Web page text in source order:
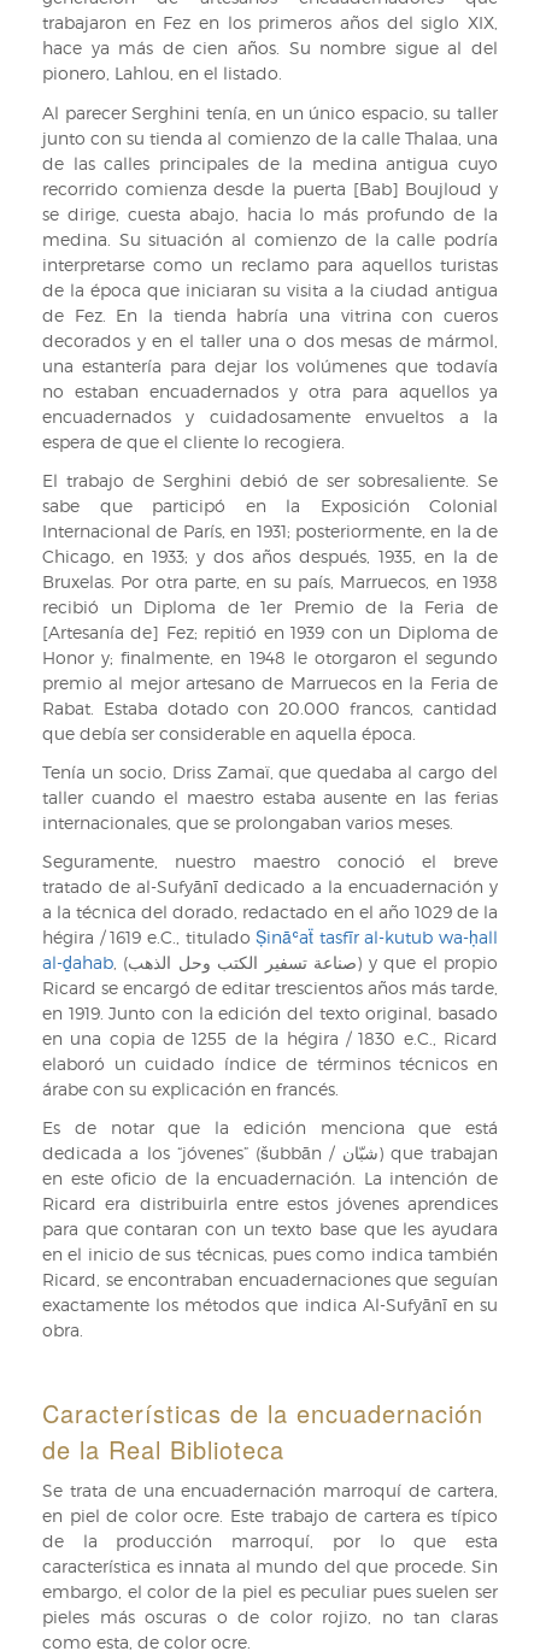
de
estrellas.
Sig:
2PP
73
trabajaron en Fez en los primeros años del siglo XIX,
hace ya más de cien años. Su nombre sigue al del
pionero, Lahlou, en el listado.
Al parecer Serghini tenía, en un único espacio, su taller
junto con su tienda al comienzo de la calle Thalaa, una
de las calles principales de la medina antigua cuyo
recorrido comienza desde la puerta [Bab] Boujloud y
se dirige, cuesta abajo, hacia lo más profundo de la
medina. Su situación al comienzo de la calle podría
interpretarse como un reclamo para aquellos turistas
de la época que iniciaran su visita a la ciudad antigua
de Fez. En la tienda habría una vitrina con cueros
decorados y en el taller una o dos mesas de mármol,
una estantería para dejar los volúmenes que todavía
no estaban encuadernados y otra para aquellos ya
encuadernados y cuidadosamente envueltos a la
espera de que el cliente lo recogiera.
El trabajo de Serghini debió de ser sobresaliente. Se
sabe que participó en la Exposición Colonial
Internacional de París, en 1931; posteriormente, en la de
Chicago, en 1933; y dos años después, 1935, en la de
Bruxelas. Por otra parte, en su país, Marruecos, en 1938
recibió un Diploma de 1er Premio de la Feria de
[Artesanía de] Fez; repitió en 1939 con un Diploma de
Honor y; finalmente, en 1948 le otorgaron el segundo
premio al mejor artesano de Marruecos en la Feria de
Rabat. Estaba dotado con 20.000 francos, cantidad
que debía ser considerable en aquella época.
Tenía un socio, Driss Zamaï, que quedaba al cargo del
taller cuando el maestro estaba ausente en las ferias
internacionales, que se prolongaban varios meses.
Seguramente, nuestro maestro conoció el breve
tratado de al-Sufyānī dedicado a la encuadernación y
a la técnica del dorado, redactado en el año 1029 de la
hégira / 1619 e.C., tituladoṢināʿaẗ tasfīr al-kutub wa-ḥall
al-ḏahab , (صناعة تسفير الكتب وحل الذهب) y que el propio
Ricard se encargó de editar trescientos años más tarde,
en 1919. Junto con la edición del texto original, basado
en una copia de 1255 de la hégira / 1830 e.C., Ricard
elaboró un cuidado índice de términos técnicos en
árabe con su explicación en francés.
Es de notar que la edición menciona que está
dedicada a los “jóvenes” (šubbān / شبّان) que trabajan
en este oficio de la encuadernación. La intención de
Ricard era distribuirla entre estos jóvenes aprendices
para que contaran con un texto base que les ayudara
en el inicio de sus técnicas, pues como indica también
Ricard, se encontraban encuadernaciones que seguían
exactamente los métodos que indica Al-Sufyānī en su
obra.
Características de la encuadernación
de la Real Biblioteca
Se trata de una encuadernación marroquí de cartera,
en piel de color ocre. Este trabajo de cartera es típico
de la producción marroquí, por lo que esta
característica es innata al mundo del que procede. Sin
embargo, el color de la piel es peculiar pues suelen ser
pieles más oscuras o de color rojizo, no tan claras
como esta, de color ocre.